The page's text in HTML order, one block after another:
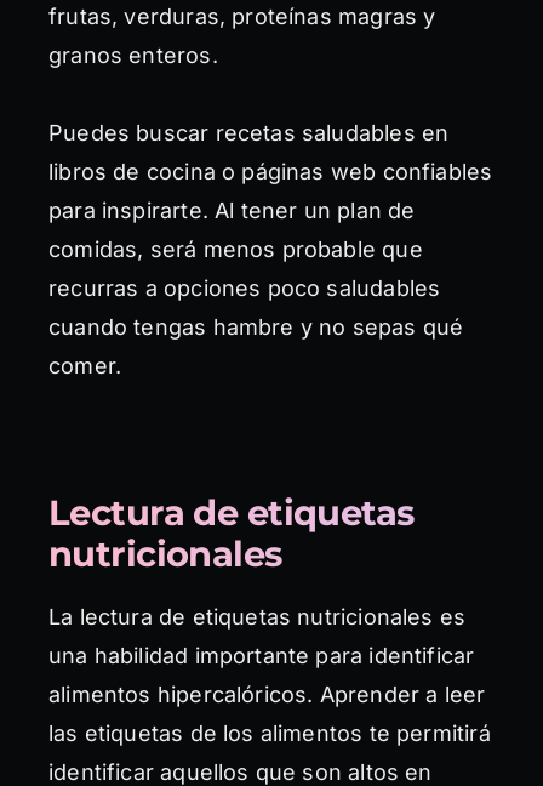
frutas, verduras, proteínas magras y
granos enteros.
Puedes buscar recetas saludables en
libros de cocina o páginas web confiables
para inspirarte. Al tener un plan de
comidas, será menos probable que
recurras a opciones poco saludables
cuando tengas hambre y no sepas qué
comer.
Lectura de etiquetas
nutricionales
La lectura de etiquetas nutricionales es
una habilidad importante para identificar
alimentos hipercalóricos. Aprender a leer
las etiquetas de los alimentos te permitirá
identificar aquellos que son altos en